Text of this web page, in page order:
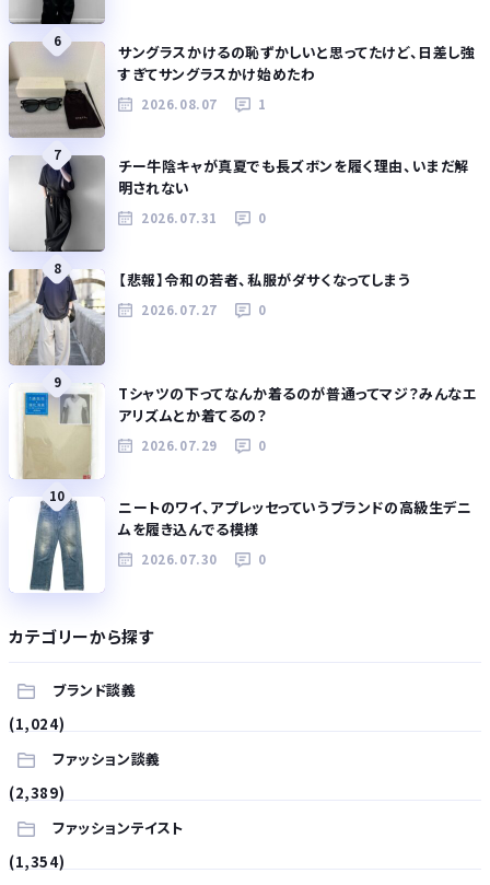
6
サングラスかけるの恥ずかしいと思ってたけど、日差し強
すぎてサングラスかけ始めたわ
2026.08.07 1
7
チー牛陰キャが真夏でも長ズボンを履く理由、いまだ解
明されない
2026.07.31 0
8
【悲報】令和の若者、私服がダサくなってしまう
2026.07.27 0
9
Tシャツの下ってなんか着るのが普通ってマジ？みんなエ
アリズムとか着てるの？
2026.07.29 0
10
ニートのワイ、アプレッセっていうブランドの高級生デニ
ムを履き込んでる模様
2026.07.30 0
カテゴリーから探す
ブランド談義
(1,024)
ファッション談義
(2,389)
ファッションテイスト
(1,354)